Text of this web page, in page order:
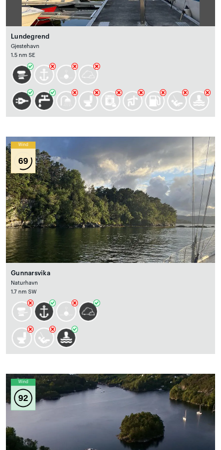
Lundegrend
Gjestehavn
1.5 nm SE
Wind
69
Gunnarsvika
Naturhavn
1.7 nm SW
Wind
92